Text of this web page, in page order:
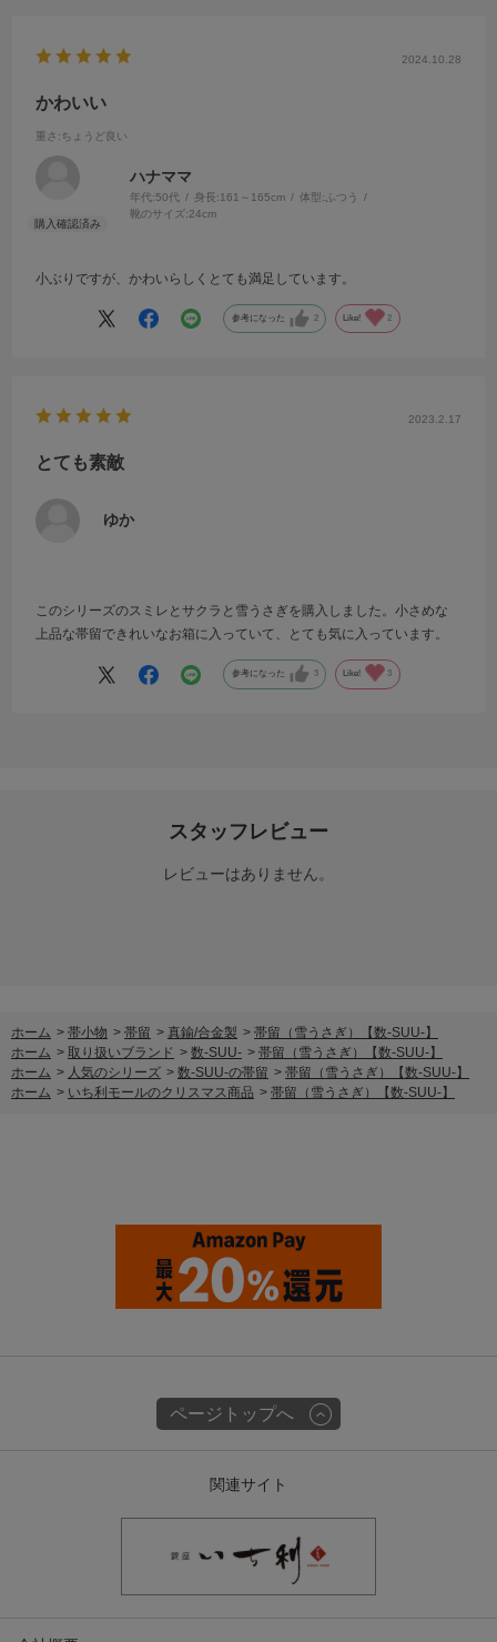
2024.10.28
かわいい
重さ :ちょうど良い
ハナママ
年代:50代 身長:161～165cm 体型: ふつう
靴のサイズ:24cm
小ぶりですが、かわいらしくとても満足しています。
参考になった 2 Like! 2
2023.2.17
とても素敵
ゆか
このシリーズのスミレとサクラと雪うさぎを購入しました。小さめな
上品な帯留できれいなお箱に入っていて、とても気に入っています。
参考になった 3 Like! 3
スタッフレビュー
レビューはありません。
ホーム > 帯小物 > 帯留 > 真鍮/合金製 > 帯留（雪うさぎ）【数-SUU-】
ホーム > 取り扱いブランド > 数-SUU- > 帯留（雪うさぎ）【数-SUU-】
ホーム > 人気のシリーズ > 数-SUU-の帯留 > 帯留（雪うさぎ）【数-SUU-】
ホーム > いち利モールのクリスマス商品 > 帯留（雪うさぎ）【数-SUU-】
ページトップへ
関連サイト